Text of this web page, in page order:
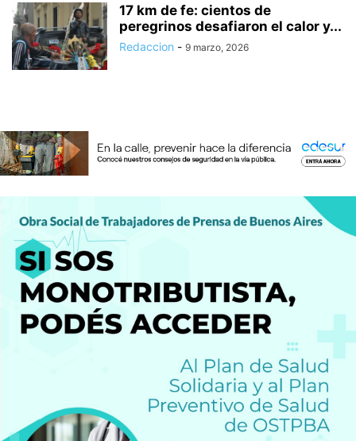
17 km de fe: cientos de
peregrinos desafiaron el calor y...
Redaccion - 9 marzo, 2026